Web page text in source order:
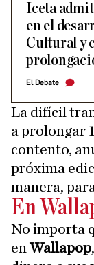
Iceta
en el
Cultural y
El Debate
La difícil
a prolongar
contento,
próxima
manera, para
En
No importa
en Wallapop